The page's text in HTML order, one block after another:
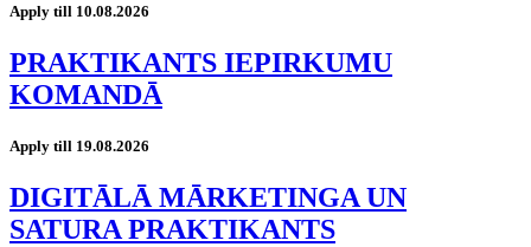
Apply till 10.08.2026
PRAKTIKANTS IEPIRKUMU
KOMANDĀ
Apply till 19.08.2026
DIGITĀLĀ MĀRKETINGA UN
SATURA PRAKTIKANTS